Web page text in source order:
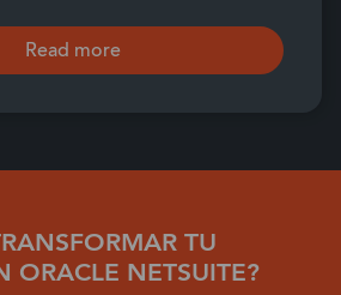
Read more
TU
ORACLE NETSUITE?